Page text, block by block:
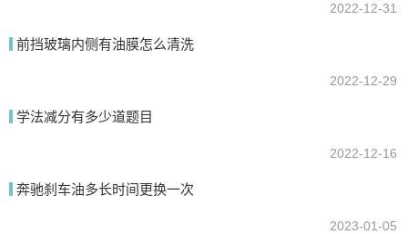
2022-12-31
前挡玻璃内侧有油膜怎么清洗
2022-12-29
学法减分有多少道题目
2022-12-16
奔驰刹车油多长时间更换一次
2023-01-05